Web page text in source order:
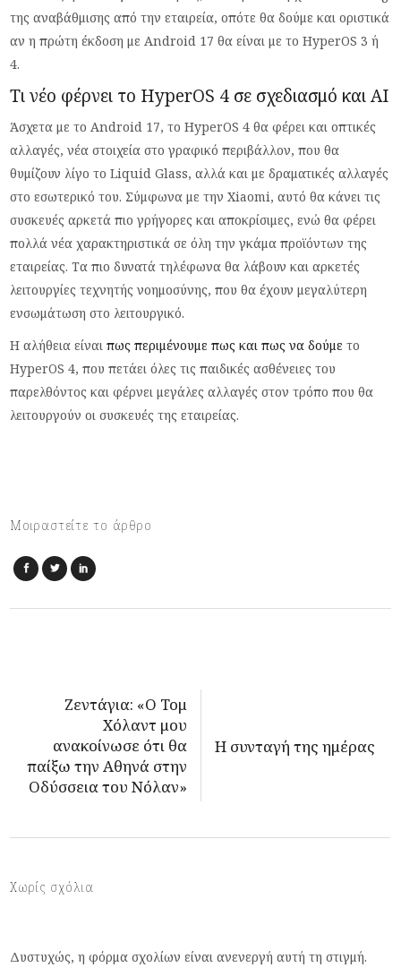
της αναβάθμισης από την εταιρεία, οπότε θα δούμε και οριστικά
αν η πρώτη έκδοση με Android 17 θα είναι με το HyperOS 3 ή
4.
Τι νέο φέρνει το HyperOS 4 σε σχεδιασμό και AI
Άσχετα με το Android 17, το HyperOS 4 θα φέρει και οπτικές
αλλαγές, νέα στοιχεία στο γραφικό περιβάλλον, που θα
θυμίζουν λίγο το Liquid Glass, αλλά και με δραματικές αλλαγές
στο εσωτερικό του. Σύμφωνα με την Xiaomi, αυτό θα κάνει τις
συσκευές αρκετά πιο γρήγορες και αποκρίσιμες, ενώ θα φέρει
πολλά νέα χαρακτηριστικά σε όλη την γκάμα προϊόντων της
εταιρείας. Τα πιο δυνατά τηλέφωνα θα λάβουν και αρκετές
λειτουργίες τεχνητής νοημοσύνης, που θα έχουν μεγαλύτερη
ενσωμάτωση στο λειτουργικό.
Η αλήθεια είναιπως περιμένουμε πως και πως να δούμε το
HyperOS 4, που πετάει όλες τις παιδικές ασθένειες του
παρελθόντος και φέρνει μεγάλες αλλαγές στον τρόπο που θα
λειτουργούν οι συσκευές της εταιρείας.
Μοιραστείτε το άρθρο
Ζεντάγια: «Ο Τομ
Χόλαντ μου
ανακοίνωσε ότι θα
παίξω την Αθηνά στην
Οδύσσεια του Νόλαν»
Η συνταγή της ημέρας
Χωρίς σχόλια
Δυστυχώς, η φόρμα σχολίων είναι ανενεργή αυτή τη στιγμή.